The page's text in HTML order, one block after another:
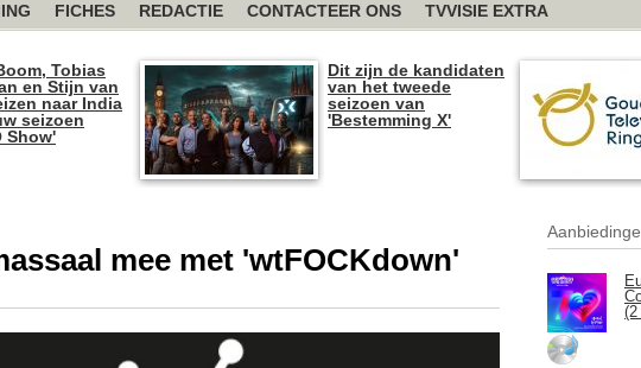
FICHES REDACTIE CONTACTEER ONS TVVISIE EXTRA
Tobias
en Stijn van
naar India
seizoen
Show'
Dit zijn de kandidaten
van het tweede
seizoen van
'Bestemming X'
mee met 'wtFOCKdown'
(2